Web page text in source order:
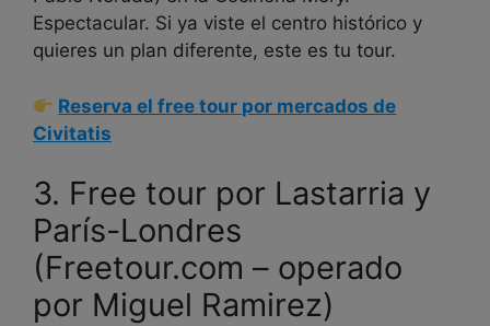
Espectacular. Si ya viste el centro histórico y
quieres un plan diferente, este es tu tour.
Reserva el free tour por mercados de
Civitatis
3. Free tour por Lastarria y
París-Londres
(Freetour.com – operado
por Miguel Ramirez)